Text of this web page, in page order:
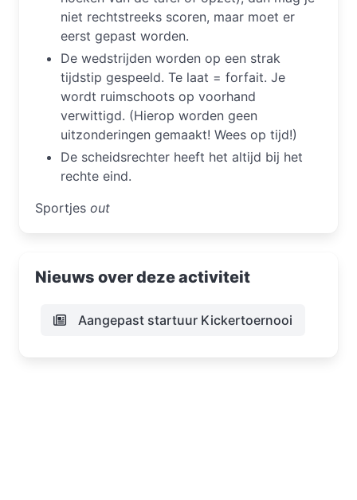
niet rechtstreeks scoren, maar moet er
eerst gepast worden.
De wedstrijden worden op een strak
tijdstip gespeeld. Te laat = forfait. Je
wordt ruimschoots op voorhand
verwittigd. (Hierop worden geen
uitzonderingen gemaakt! Wees op tijd!)
De scheidsrechter heeft het altijd bij het
rechte eind.
Sportjes out
Nieuws over deze activiteit
Aangepast startuur Kickertoernooi